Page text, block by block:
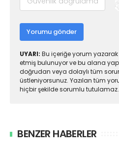
Yorumu gönder
UYARI: Bu içeriğe yorum yazarak
etmiş bulunuyor ve bu alana
doğrudan veya dolaylı tüm
üstleniyorsunuz. Yazılan tüm
hiçbir şekilde sorumlu tutulamaz.
BENZER HABERLER